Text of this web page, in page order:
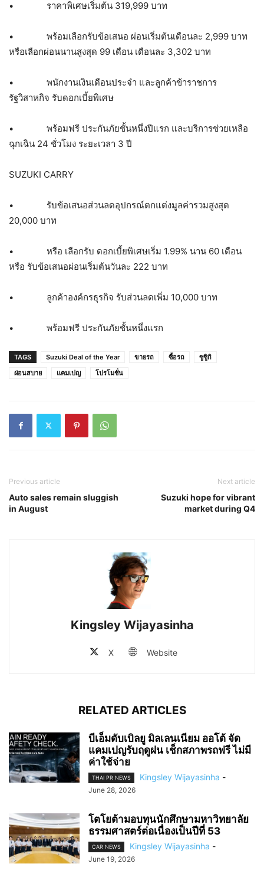
• ราคาพิเศษเริ่มต้น 319,999 บาท
• พร้อมเลือกรับข้อเสนอ ผ่อนเริ่มต้นเดือนละ 2,999 บาท
หรือเลือกผ่อนนานสูงสุด 99 เดือน เดือนละ 3,302 บาท
• พนักงานเงินเดือนประจำ และลูกค้าข้าราชการ
รัฐวิสาหกิจ รับดอกเบี้ยพิเศษ
• พร้อมฟรี ประกันภัยชั้นหนึ่งปีแรก และบริการช่วยเหลือ
ฉุกเฉิน 24 ชั่วโมง ระยะเวลา 3 ปี
SUZUKI CARRY
• รับข้อเสนอส่วนลดอุปกรณ์ตกแต่งมูลค่ารวมสูงสุด
20,000 บาท
• หรือ เลือกรับ ดอกเบี้ยพิเศษเริ่ม 1.99% นาน 60 เดือน
หรือ รับข้อเสนอผ่อนเริ่มต้นวันละ 222 บาท
• ลูกค้าองค์กรธุรกิจ รับส่วนลดเพิ่ม 10,000 บาท
• พร้อมฟรี ประกันภัยชั้นหนึ่งแรก
TAGS Suzuki Deal of the Year ขายรถ ซื้อรถ
ซูซูิกิ
ผ่อนสบาย
แคมเปญ โปรโมชั่น
Previous article
Auto sales remain sluggish
in August
Next article
Suzuki hope for vibrant
market during Q4
Kingsley Wijayasinha
X Website
RELATED ARTICLES
บีเอ็มดับเบิลยู มิลเลนเนียม ออโต้ จัด
แคมเปญรับฤดูฝน เช็กสภาพรถฟรี ไม่มี
ค่าใช้จ่าย
THAI PR NEWS Kingsley Wijayasinha -
June 28, 2026
โตโยต้ามอบทุนนักศึกษามหาวิทยาลัย
ธรรมศาสตร์ต่อเนื่องเป็นปีที่ 53
CAR NEWS Kingsley Wijayasinha -
June 19, 2026